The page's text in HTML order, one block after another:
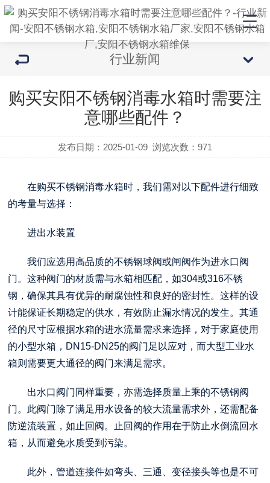
行业新闻
购买安阳不锈钢消毒水箱时需要注
意哪些配件？
发布日期：2025-01-09 浏览次数：971
在购买不锈钢消毒水箱时，我们需对以下配件进行细致
的考量与选择：
进出水装置
我们应选用高品质的不锈钢球阀或闸阀作为进水口阀
门。这种阀门的材质需与水箱相匹配，如304或316不锈
钢，确保其具有优异的耐腐蚀性和良好的密封性。这样的设
计能保证长期稳定的供水，有效防止漏水情况的发生。其通
径的尺寸应根据水箱的进水流量需求来选择，对于家庭使用
的小型水箱，DN15-DN25的阀门足以应对，而大型工业水
箱则需要更大通径的阀门来满足需求。
出水口阀门同样重要，亦需选择质量上乘的不锈钢阀
门。此阀门除了满足用水设备的较大流量需求外，还需配备
防逆流装置，如止回阀。止回阀的作用在于防止水倒流回水
箱，从而避免水质受到污染。
此外，管道连接件如弯头、三通、变径接头等也是不可